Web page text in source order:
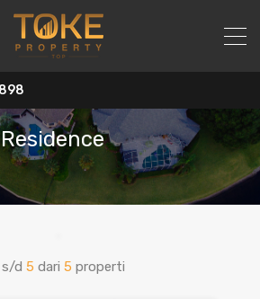
s/d 5 dari 5 properti